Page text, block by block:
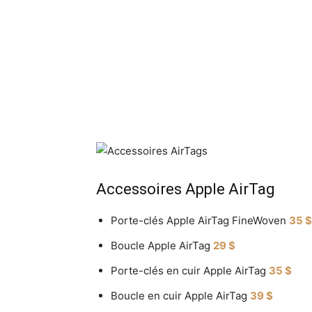
Accessoires Apple AirTag
Porte-clés Apple AirTag FineWoven 35 $
Boucle Apple AirTag 29 $
Porte-clés en cuir Apple AirTag 35 $
Boucle en cuir Apple AirTag 39 $